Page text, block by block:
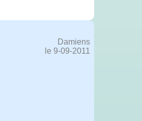
Damiens
le 9-09-2011